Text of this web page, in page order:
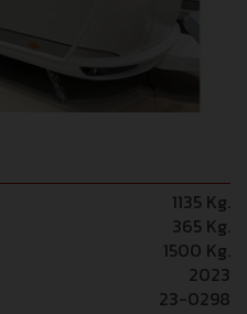
1135 Kg.
365 Kg.
1500 Kg.
2023
23-0298